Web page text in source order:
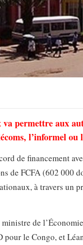
permettre aux
l’informel
de financement
de FCFA (602 000
à travers un
de
pour le Congo, et